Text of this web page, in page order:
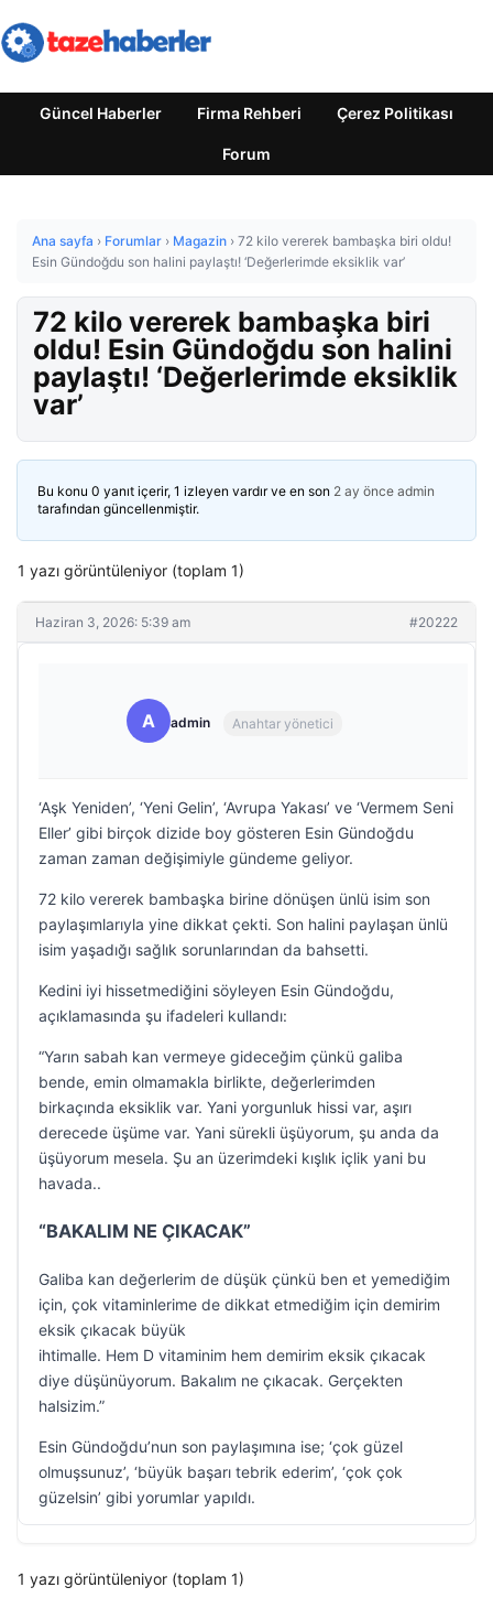
Güncel Haberler Firma Rehberi Çerez Politikası
Forum
Ana sayfa › Forumlar › Magazin › 72 kilo vererek bambaşka biri oldu!
Esin Gündoğdu son halini paylaştı! ‘Değerlerimde eksiklik var’
72 kilo vererek bambaşka biri
oldu! Esin Gündoğdu son halini
paylaştı! ‘Değerlerimde eksiklik
var’
Bu konu 0 yanıt içerir, 1 izleyen vardır ve en son 2 ay önce admin
tarafından güncellenmiştir.
1 yazı görüntüleniyor (toplam 1)
Haziran 3, 2026: 5:39 am #20222
A admin Anahtar yönetici
‘Aşk Yeniden’, ‘Yeni Gelin’, ‘Avrupa Yakası’ ve ‘Vermem Seni
Eller’ gibi birçok dizide boy gösteren Esin Gündoğdu
zaman zaman değişimiyle gündeme geliyor.
72 kilo vererek bambaşka birine dönüşen ünlü isim son
paylaşımlarıyla yine dikkat çekti. Son halini paylaşan ünlü
isim yaşadığı sağlık sorunlarından da bahsetti.
Kedini iyi hissetmediğini söyleyen Esin Gündoğdu,
açıklamasında şu ifadeleri kullandı:
“Yarın sabah kan vermeye gideceğim çünkü galiba
bende, emin olmamakla birlikte, değerlerimden
birkaçında eksiklik var. Yani yorgunluk hissi var, aşırı
derecede üşüme var. Yani sürekli üşüyorum, şu anda da
üşüyorum mesela. Şu an üzerimdeki kışlık içlik yani bu
havada..
“BAKALIM NE ÇIKACAK”
Galiba kan değerlerim de düşük çünkü ben et yemediğim
için, çok vitaminlerime de dikkat etmediğim için demirim
eksik çıkacak büyük
ihtimalle. Hem D vitaminim hem demirim eksik çıkacak
diye düşünüyorum. Bakalım ne çıkacak. Gerçekten
halsizim.”
Esin Gündoğdu’nun son paylaşımına ise; ‘çok güzel
olmuşsunuz’, ‘büyük başarı tebrik ederim’, ‘çok çok
güzelsin’ gibi yorumlar yapıldı.
1 yazı görüntüleniyor (toplam 1)